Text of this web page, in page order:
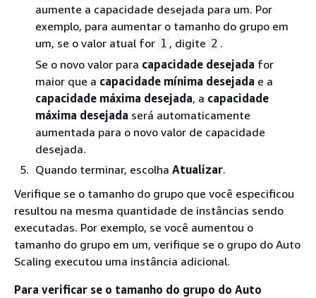
aumente a capacidade desejada para um. Por
exemplo, para aumentar o tamanho do grupo em
um, se o valor atual for 1 , digite 2 .
Se o novo valor para capacidade desejada for
maior que a capacidade mínima desejada e a
capacidade máxima desejada, a capacidade
máxima desejada será automaticamente
aumentada para o novo valor de capacidade
desejada.
Quando terminar, escolha Atualizar.
Verifique se o tamanho do grupo que você especificou
resultou na mesma quantidade de instâncias sendo
executadas. Por exemplo, se você aumentou o
tamanho do grupo em um, verifique se o grupo do Auto
Scaling executou uma instância adicional.
Para verificar se o tamanho do grupo do Auto